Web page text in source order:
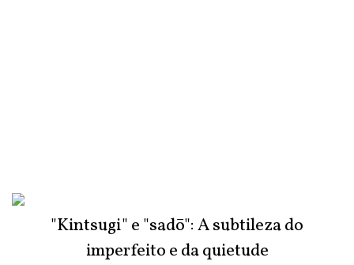
"Kintsugi" e "sadō": A subtileza do
imperfeito e da quietude